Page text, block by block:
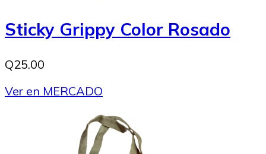
Sticky Grippy Color Rosado
Q25.00
Ver en MERCADO